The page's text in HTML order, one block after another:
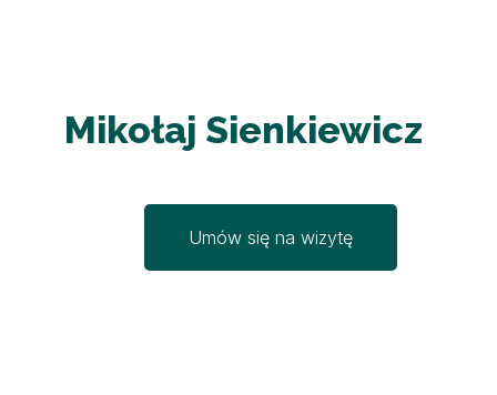
Mikołaj Sienkiewicz
Umów się na wizytę